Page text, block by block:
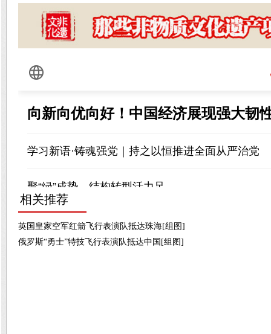
相关推荐
英国皇家空军红箭飞行表演队抵达珠海[组图]
俄罗斯“勇士”特技飞行表演队抵达中国[组图]